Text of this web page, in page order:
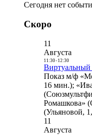
Сегодня нет
Скоро
11
Августа
11:30- 12:30
Виртуальный
Показ м/ф
16 мин.);
Ромашкова»
(Ульяновой,
11
Августа